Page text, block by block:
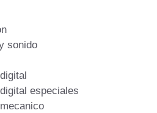
sonido
especiales